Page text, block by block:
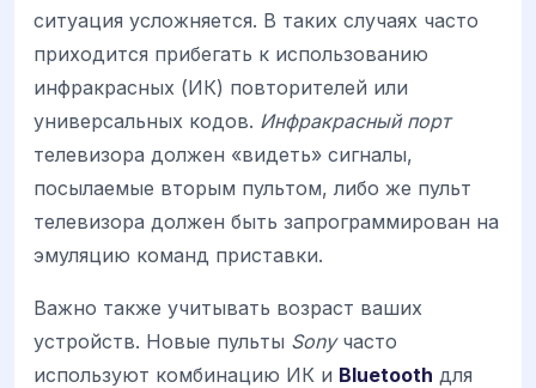
ситуация усложняется. В таких случаях часто
приходится прибегать к использованию
инфракрасных (ИК) повторителей или
универсальных кодов. Инфракрасный порт
телевизора должен «видеть» сигналы,
посылаемые вторым пультом, либо же пульт
телевизора должен быть запрограммирован на
эмуляцию команд приставки.
Важно также учитывать возраст ваших
устройств. Новые пульты Sonyчасто
используют комбинацию ИК и Bluetooth для